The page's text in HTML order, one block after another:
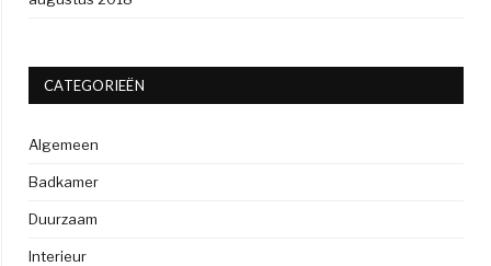
CATEGORIEËN
Algemeen
Badkamer
Duurzaam
Interieur